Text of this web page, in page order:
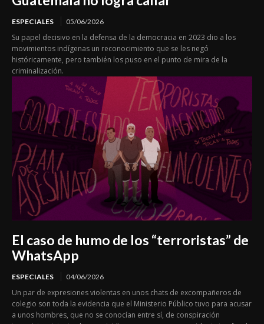
ESPECIALES 05/06/2026
Su papel decisivo en la defensa de la democracia en 2023 dio a los
movimientos indígenas un reconocimiento que se les negó
históricamente, pero también los puso en el punto de mira de la
criminalización.
El caso de humo de los “terroristas” de
WhatsApp
ESPECIALES 04/06/2026
Un par de expresiones violentas en unos chats de excompañeros de
colegio son toda la evidencia que el Ministerio Público tuvo para acusar
a unos hombres, que no se conocían entre sí, de conspiración